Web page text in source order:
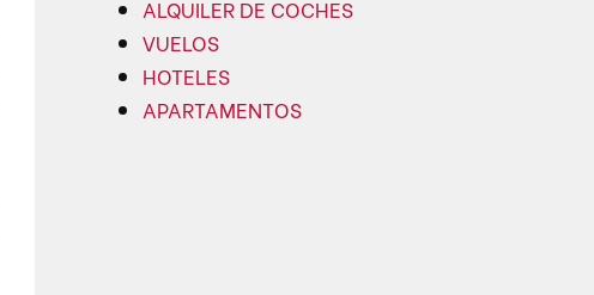
ALQUILER DE COCHES
VUELOS
HOTELES
APARTAMENTOS